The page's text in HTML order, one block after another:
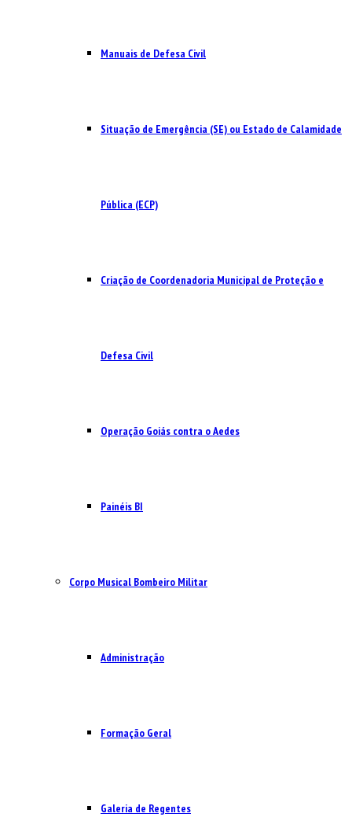
Manuais de Defesa Civil
Situação de Emergência (SE) ou Estado de Calamidade
Pública (ECP)
Criação de Coordenadoria Municipal de Proteção e
Defesa Civil
Operação Goiás contra o Aedes
Painéis BI
Corpo Musical Bombeiro Militar
Administração
Formação Geral
Galeria de Regentes